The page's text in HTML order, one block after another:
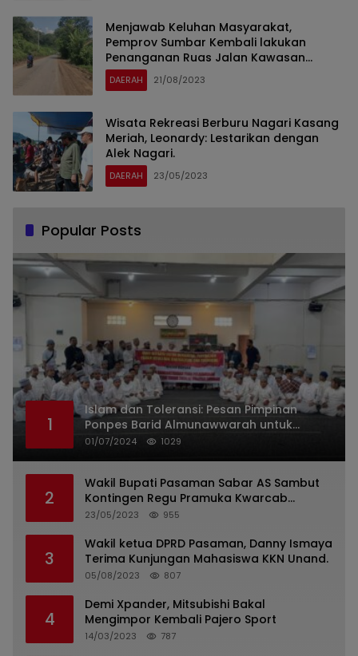
Menjawab Keluhan Masyarakat,
Pemprov Sumbar Kembali lakukan
Penanganan Ruas Jalan Kawasan
Sijunjung – Tanah Datar.
DAERAH 21/08/2023
Wisata Rekreasi Berburu Nagari Kasang
Meriah, Leonardy: Lestarikan dengan
Alek Nagari.
DAERAH 23/05/2023
Popular Posts
1
Islam dan Toleransi: Pesan Pimpinan
Ponpes Barid Almunawwarah untuk
Indonesia
01/07/2024 1029
2
Wakil Bupati Pasaman Sabar AS Sambut
Kontingen Regu Pramuka Kwarcab
Pasaman
23/05/2023 955
3
Wakil ketua DPRD Pasaman, Danny Ismaya
Terima Kunjungan Mahasiswa KKN Unand.
05/08/2023 807
4
Demi Xpander, Mitsubishi Bakal
Mengimpor Kembali Pajero Sport
14/03/2023 787